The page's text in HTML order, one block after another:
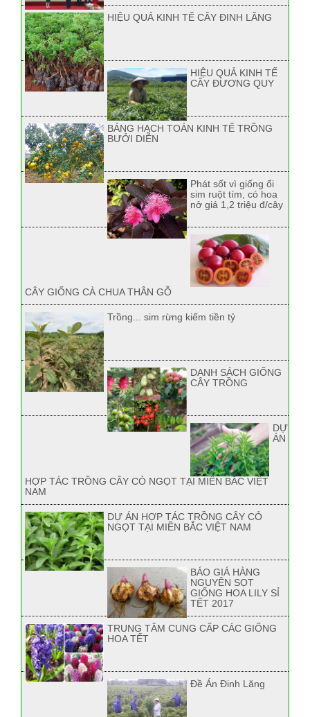
HIỆU QUẢ KINH TẾ CÂY ĐINH LĂNG
HIỆU QUẢ KINH TẾ
CÂY ĐƯƠNG QUY
BẢNG HẠCH TOÁN KINH TẾ TRỒNG
BƯỞI DIỄN
Phát sốt vì giống ổi
sim ruột tím, có hoa
nở giá 1,2 triệu đ/cây
CÂY GIỐNG CÀ CHUA THÂN GỖ
Trồng... sim rừng kiếm tiền tỷ
DANH SÁCH GIỐNG
CÂY TRỒNG
DỰ
ÁN
HỢP TÁC TRỒNG CÂY CỎ NGỌT TẠI MIỀN BẮC VIỆT
NAM
DỰ ÁN HỢP TÁC TRỒNG CÂY CỎ
NGỌT TẠI MIỀN BẮC VIỆT NAM
BÁO GIÁ HÀNG
NGUYÊN SỌT
GIỐNG HOA LILY SỈ
TẾT 2017
TRUNG TÂM CUNG CẤP CÁC GIỐNG
HOA TẾT
Đề Án Đinh Lăng